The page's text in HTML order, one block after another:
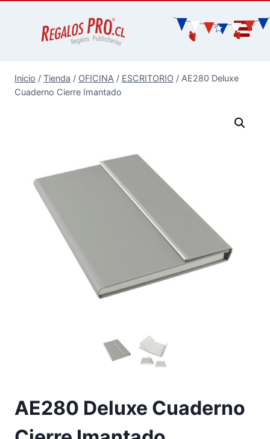
Inicio / Tienda / OFICINA / ESCRITORIO / AE280 Deluxe
Cuaderno Cierre Imantado
AE280 Deluxe Cuaderno